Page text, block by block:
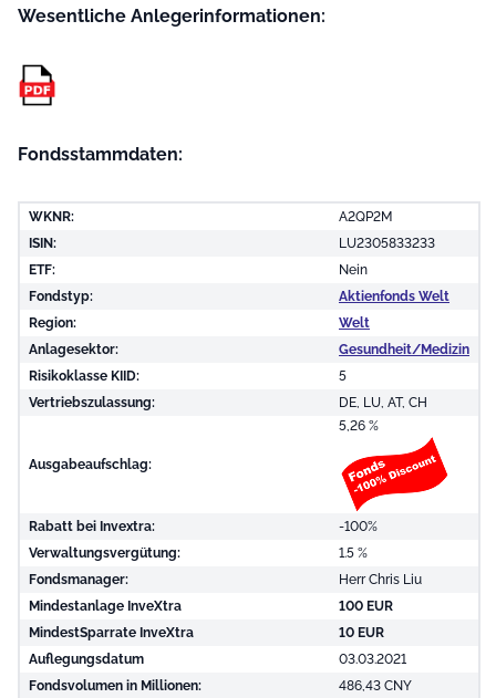
Wesentliche Anleger­informationen:
Fondsstammdaten:
WKNR:
A2QP2M
ISIN:
LU2305833233
ETF:
Nein
Fondstyp:
Aktienfonds Welt
Region:
Welt
Anlagesektor:
Gesundheit/Medizin
Risikoklasse KIID:
5
Vertriebszulassung:
DE, LU, AT, CH
Ausgabeaufschlag:
5,26 %
Rabatt bei Invextra:
-100%
Verwaltungsvergütung:
1.5 %
Fondsmanager:
Herr Chris Liu
Mindestanlage InveXtra
100 EUR
MindestSparrate InveXtra
10 EUR
Auflegungsdatum
03.03.2021
Fondsvolumen in Millionen:
486,43 CNY